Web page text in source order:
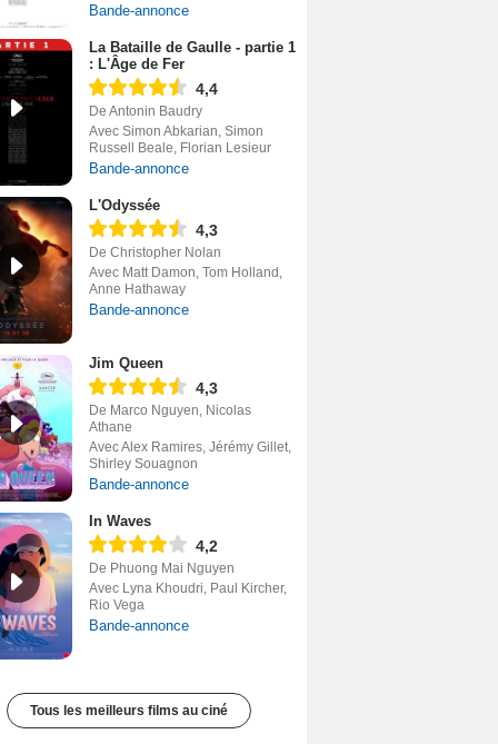
Bande-annonce
La Bataille de Gaulle - partie 1
: L'Âge de Fer
4,4
De Antonin Baudry
Avec Simon Abkarian, Simon
Russell Beale, Florian Lesieur
Bande-annonce
L'Odyssée
4,3
De Christopher Nolan
Avec Matt Damon, Tom Holland,
Anne Hathaway
Bande-annonce
Jim Queen
4,3
De Marco Nguyen, Nicolas
Athane
Avec Alex Ramires, Jérémy Gillet,
Shirley Souagnon
Bande-annonce
In Waves
4,2
De Phuong Mai Nguyen
Avec Lyna Khoudri, Paul Kircher,
Rio Vega
Bande-annonce
Tous les meilleurs films au ciné